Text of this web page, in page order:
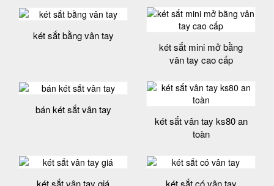
két sắt bằng vân tay
két sắt mini mở bằng
vân tay cao cấp
bán két sắt vân tay
két sắt vân tay ks80 an
toàn